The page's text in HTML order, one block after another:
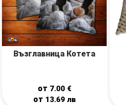
Възглавница Котета
от 7.00 €
от 13.69 лв